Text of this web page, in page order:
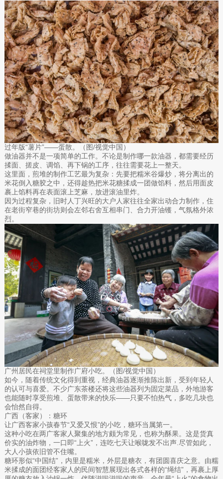
过年版“薯片”——蛋散。（图/视觉中国）
做油器并不是一项简单的工作。不论是制作哪一款油器，都需要经历
揉面、搓皮、调馅、再下锅的工序，往往需要花上一整天。
这里面，煎堆的制作工艺最为复杂：先要把糯米谷爆炒，将分离出的
米花倒入糖胶之中，还得趁热把米花糖揉成一团做馅料，然后用面皮
裹上馅料再在表面滚上芝麻，放进滚油里炸。
因为过程复杂，旧时人丁兴旺的大户人家往往全家出动合力制作，住
在老街窄巷的街坊则会左邻右舍互相串门、合力开油镬，气氛格外浓
烈。
广州居民在祠堂里制作广府小吃。（图/视觉中国）
如今，随着传统文化得到重视，经典油器逐渐推陈出新，受到年轻人
的认可与喜爱。不少广东茶楼还将这些油器列为固定菜品，外地游客
也能随时享受煎堆、蛋散带来的快乐——只要不怕热气，多吃几块也
会怡然自得。
广西（客家）：糖环
让广西客家小孩春节“又爱又恨”的小吃，糖环当属第一。
这种小吃在两广客家人聚集的地方颇为常见，也称为酥果。这是货真
价实的油炸物，一口即“上火”，连吃七天让喉咙发不出声.尽管如此，
大人小孩依旧管不住嘴。
糖环形似“中国结”，内里是糯米，外层是糖衣，有团圆喜庆之意。由糯
米揉成的面团经客家人的民间智慧展现出各式各样的“绳结”，再裹上厚